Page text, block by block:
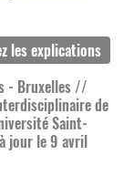
- Bruxelles //
de
Saint-
jour le 9 avril